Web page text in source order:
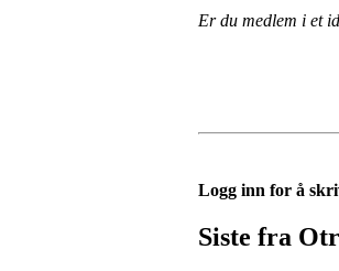
Er du medlem i et
Logg inn for å
Siste fra